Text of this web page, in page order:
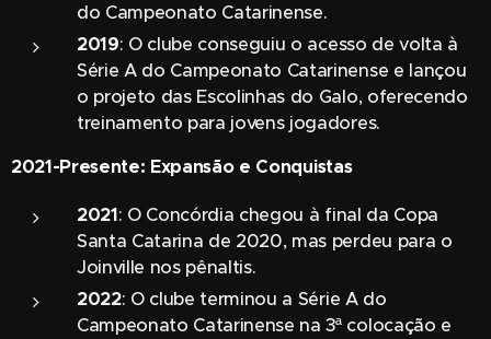
do Campeonato Catarinense.
2019: O clube conseguiu o acesso de volta à
Série A do Campeonato Catarinense e lançou
o projeto das Escolinhas do Galo, oferecendo
treinamento para jovens jogadores.
2021-Presente: Expansão e Conquistas
2021: O Concórdia chegou à final da Copa
Santa Catarina de 2020, mas perdeu para o
Joinville nos pênaltis.
2022: O clube terminou a Série A do
Campeonato Catarinense na 3ª colocação e